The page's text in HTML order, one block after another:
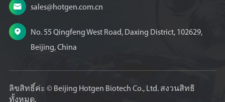
 sales@hotgen.com.cn

No. 55 Qingfeng West Road, Daxing District, 102629,
Beijing, China
ลิขสิทธิ์ค่ะ © Beijing Hotgen Biotech Co., Ltd. สงวนสิทธิ
ทั้งหมด.